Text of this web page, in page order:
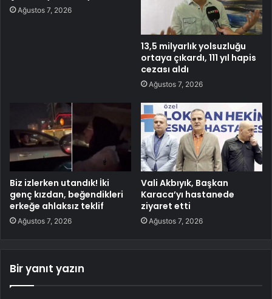
Ağustos 7, 2026
13,5 milyarlık yolsuzluğu
ortaya çıkardı, 111 yıl hapis
cezası aldı
Ağustos 7, 2026
Biz izlerken utandık! İki
genç kızdan, beğendikleri
erkeğe ahlaksız teklif
Ağustos 7, 2026
Vali Akbıyık, Başkan
Karaca’yı hastanede
ziyaret etti
Ağustos 7, 2026
Bir yanıt yazın